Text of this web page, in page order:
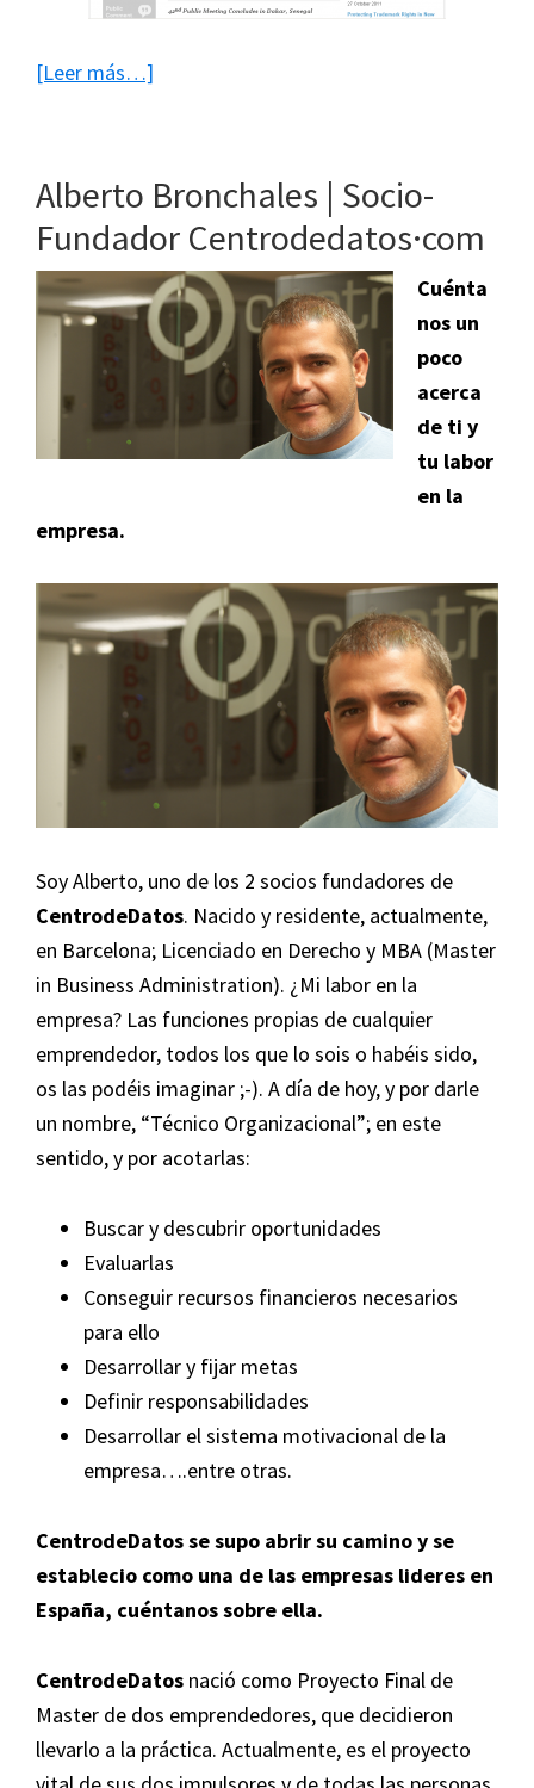
[Leer más…]
14
registradores
acreditados
ante
la
ICANN
Alberto Bronchales | Socio-
Fundador Centrodedatos·com
Cuénta
nos un
poco
acerca
de ti y
tu labor
en la
empresa.
Soy Alberto, uno de los 2 socios fundadores de
CentrodeDatos. Nacido y residente, actualmente,
en Barcelona; Licenciado en Derecho y MBA (Master
in Business Administration). ¿Mi labor en la
empresa? Las funciones propias de cualquier
emprendedor, todos los que lo sois o habéis sido,
os las podéis imaginar ;-). A día de hoy, y por darle
un nombre, “Técnico Organizacional”; en este
sentido, y por acotarlas:
Buscar y descubrir oportunidades
Evaluarlas
Conseguir recursos financieros necesarios
para ello
Desarrollar y fijar metas
Definir responsabilidades
Desarrollar el sistema motivacional de la
empresa….entre otras.
CentrodeDatosse supo abrir su camino y se
establecio como una de las empresas lideres en
España, cuéntanos sobre ella.
CentrodeDatos nació como Proyecto Final de
Master de dos emprendedores, que decidieron
llevarlo a la práctica. Actualmente, es el proyecto